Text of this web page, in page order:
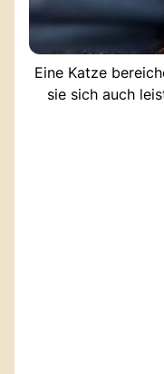
Eine Katze
sie sich auch